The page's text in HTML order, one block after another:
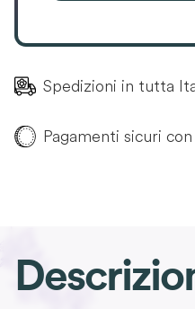
Spedizioni in tutta
Pagamenti sicuri